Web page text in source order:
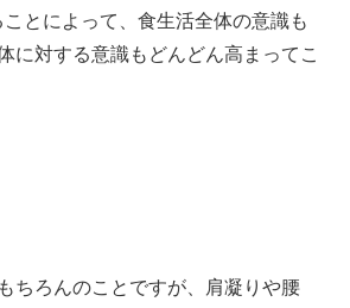
ことによって、食生活全体の意識も
に対する意識もどんどん高まってこ
ちろんのことですが、肩凝りや腰